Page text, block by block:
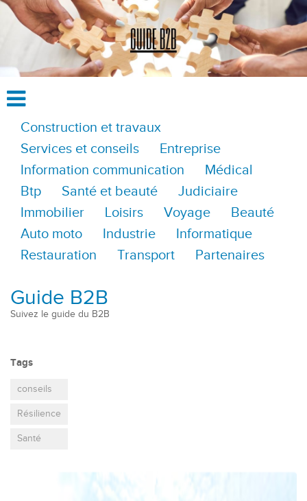
Construction et travaux
Services et conseils
Entreprise
Information communication
Médical
Btp
Santé et beauté
Judiciaire
Immobilier
Loisirs Voyage
Beauté
Auto moto
Industrie
Informatique
Restauration
Transport Partenaires
Guide B2B
Suivez le guide du B2B
Tags
conseils
Résilience
Santé